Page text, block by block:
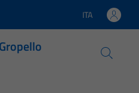
Lingua attiva:
ITA